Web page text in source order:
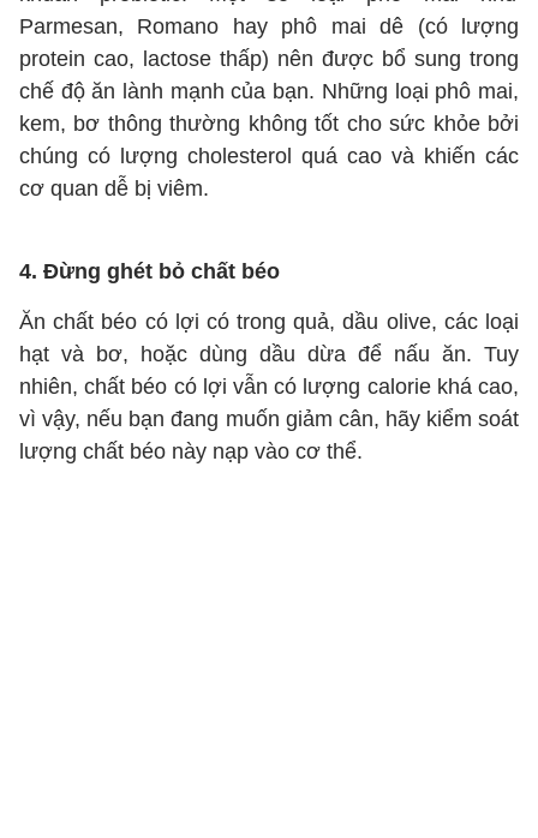
Parmesan, Romano hay phô mai dê (có lượng
protein cao, lactose thấp) nên được bổ sung trong
chế độ ăn lành mạnh của bạn. Những loại phô mai,
kem, bơ thông thường không tốt cho sức khỏe bởi
chúng có lượng cholesterol quá cao và khiến các
cơ quan dễ bị viêm.
4. Đừng ghét bỏ chất béo
Ăn chất béo có lợi có trong quả, dầu olive, các loại
hạt và bơ, hoặc dùng dầu dừa để nấu ăn. Tuy
nhiên, chất béo có lợi vẫn có lượng calorie khá cao,
vì vậy, nếu bạn đang muốn giảm cân, hãy kiểm soát
lượng chất béo này nạp vào cơ thể.